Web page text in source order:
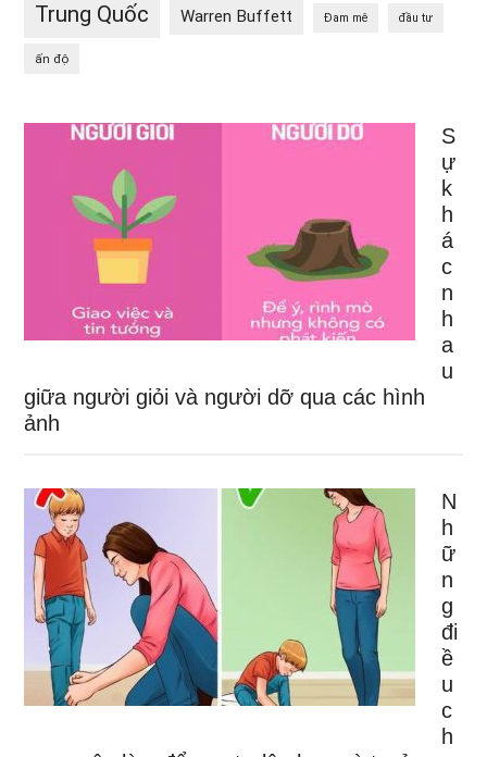
Trung Quốc Warren Buffett Đam mê đầu tư
ấn độ
S
ự
k
h
á
c
n
h
a
u
giữa người giỏi và người dỡ qua các hình
ảnh
N
h
ữ
n
g
đi
ề
u
c
h